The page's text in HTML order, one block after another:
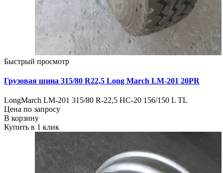
Быстрый просмотр
Грузовая шина 315/80 R22,5 Long March LM-201 20PR
LongMarch LM-201 315/80 R-22,5 HC-20 156/150 L TL
Цена по запросу
В корзину
Купить в 1 клик